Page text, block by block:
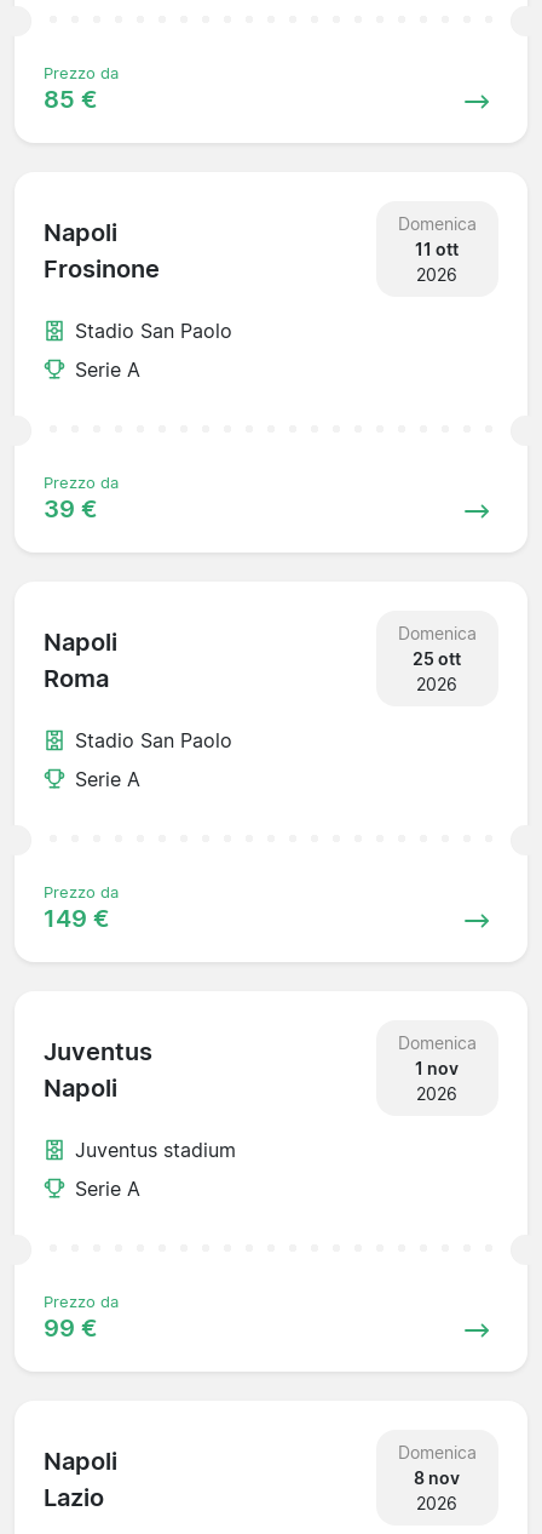
Prezzo da
85 €
Napoli
Frosinone
Domenica
11 ott
2026
Stadio San Paolo
Serie A
Prezzo da
39 €
Napoli
Roma
Domenica
25 ott
2026
Stadio San Paolo
Serie A
Prezzo da
149 €
Juventus
Napoli
Domenica
1 nov
2026
Juventus stadium
Serie A
Prezzo da
99 €
Napoli
Lazio
Domenica
8 nov
2026